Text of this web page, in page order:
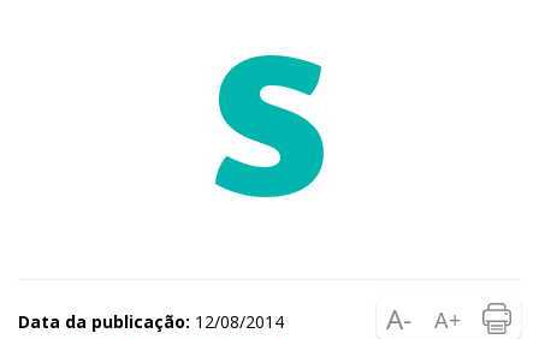
s
Data da publicação: 12/08/2014